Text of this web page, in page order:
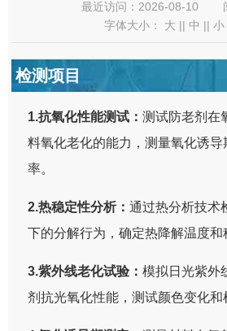
最近访问：2026-08-10
字体大小： 大 中 小
检测项目
1.抗氧化性能测试：测试防老剂在
料氧化老化的能力，测量氧化诱
率。
2.热稳定性分析：通过热分析技术
下的分解行为，确定热降解温度和
3.紫外线老化试验：模拟日光紫外
剂抗光氧化性能，测试颜色变化和